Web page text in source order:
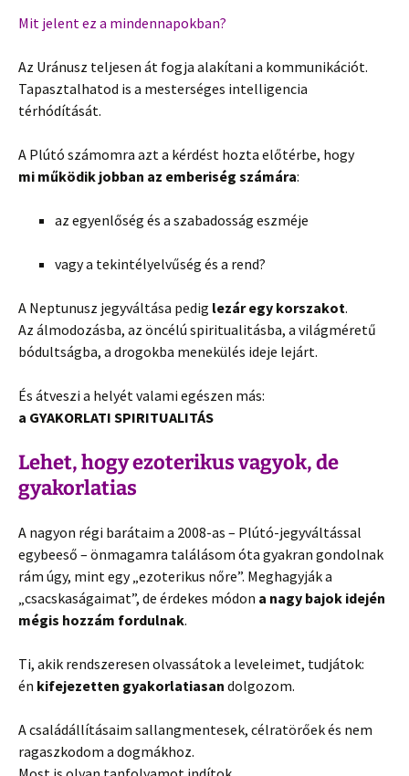
Mit jelent ez a mindennapokban?
Az Uránusz teljesen át fogja alakítani a kommunikációt.
Tapasztalhatod is a mesterséges intelligencia
térhódítását.
A Plútó számomra azt a kérdést hozta előtérbe, hogy
mi működik jobban az emberiség számára:
az egyenlőség és a szabadosság eszméje
vagy a tekintélyelvűség és a rend?
A Neptunusz jegyváltása pedig lezár egy korszakot.
Az álmodozásba, az öncélú spiritualitásba, a világméretű
bódultságba, a drogokba menekülés ideje lejárt.
És átveszi a helyét valami egészen más:
a GYAKORLATI SPIRITUALITÁS
Lehet, hogy ezoterikus vagyok, de
gyakorlatias
A nagyon régi barátaim a 2008-as – Plútó-jegyváltással
egybeeső – önmagamra találásom óta gyakran gondolnak
rám úgy, mint egy „ezoterikus nőre”. Meghagyják a
„csacskaságaimat”, de érdekes módon a nagy bajok idején
mégis hozzám fordulnak.
Ti, akik rendszeresen olvassátok a leveleimet, tudjátok:
én kifejezetten gyakorlatiasan dolgozom.
A családállításaim sallangmentesek, célratörőek és nem
ragaszkodom a dogmákhoz.